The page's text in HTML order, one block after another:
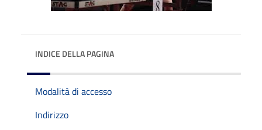
INDICE DELLA PAGINA
Modalità di accesso
Indirizzo